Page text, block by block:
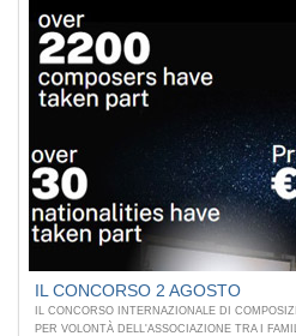
IL CONCORSO 2 AGOSTO
IL CONCORSO INTERNAZIONALE DI
PER VOLONTÀ DELL'ASSOCIAZIONE TRA I